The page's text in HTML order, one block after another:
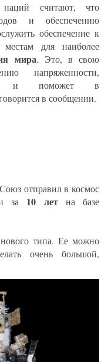
считают, что
и обеспечению
обеспечение к
для наиболее
мира. Это, в свою
напряженности,
и поможет в
в сообщении.
отправил в космос
за 10 летна базе
типа. Ее можно
очень большой,